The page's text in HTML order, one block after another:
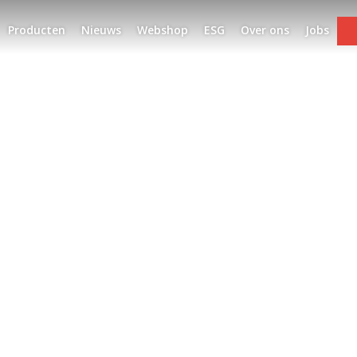
Producten Nieuws Webshop ESG Over ons Jobs